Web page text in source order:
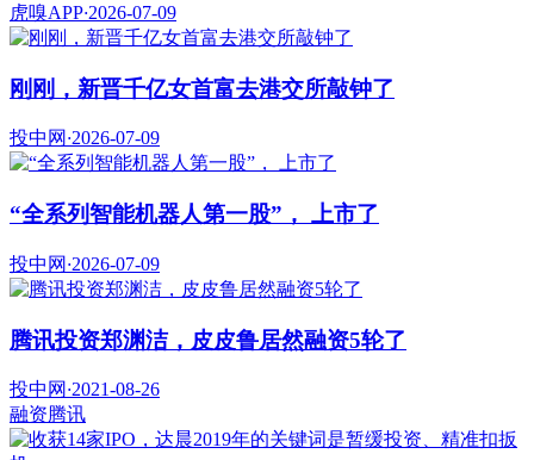
虎嗅APP·2026-07-09
刚刚，新晋千亿女首富去港交所敲钟了
投中网 ·2026-07-09
“全系列智能机器人第一股”， 上市了
投中网 ·2026-07-09
腾讯投资郑渊洁，皮皮鲁居然融资5轮了
投中网 ·2021-08-26
融资腾讯